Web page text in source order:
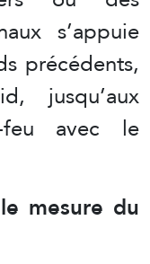
s’appuie
précédents,
jusqu’aux
feu avec le
mesure du